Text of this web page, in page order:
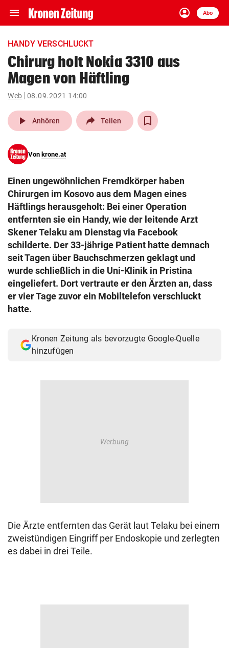
menu Navigation
ein-/ausklappen
account_circle
Anmelden
Abo
close Schließen
account_circle Anmelden
pin_drop
Wien arrow_right
search
eingeben
© Krone Multimedia GmbH & Co KG 2026
Muthgasse 2, 1190 Wien
HANDY VERSCHLUCKT
Chirurg holt Nokia 3310 aus
Magen von Häftling
Web 08.09.2021 14:00
play_arrow Anhören Teilen
Von krone.at
Einen ungewöhnlichen Fremdkörper haben
Chirurgen im Kosovo aus dem Magen eines
Häftlings herausgeholt: Bei einer Operation
entfernten sie ein Handy, wie der leitende Arzt
Skener Telaku am Dienstag via Facebook
schilderte. Der 33-jährige Patient hatte demnach
seit Tagen über Bauchschmerzen geklagt und
wurde schließlich in die Uni-Klinik in Pristina
eingeliefert. Dort vertraute er den Ärzten an, dass
er vier Tage zuvor ein Mobiltelefon verschluckt
hatte.
Kronen Zeitung als bevorzugte Google-Quelle
hinzufügen
Die Ärzte entfernten das Gerät laut Telaku bei einem
zweistündigen Eingriff per Endoskopie und zerlegten
es dabei in drei Teile.